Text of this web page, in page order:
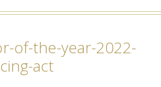
of-the-year-2022-
act